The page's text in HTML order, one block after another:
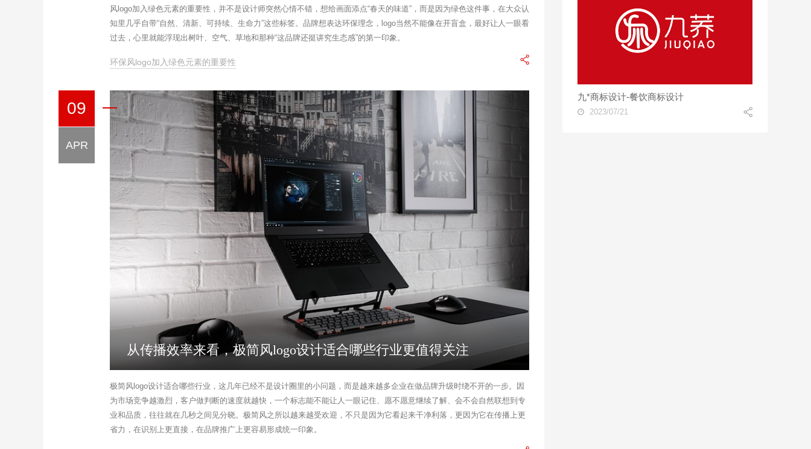
风logo加入绿色元素的重要性，并不是设计师突然心情不错，想给画面添点“春天的味道”，而是因为绿色这件事，在大众认
知里几乎自带“自然、清新、可持续、生命力”这些标签。品牌想表达环保理念，logo当然不能像在开盲盒，最好让人一眼看
过去，心里就能浮现出树叶、空气、草地和那种“这品牌还挺讲究生态感”的第一印象。
环保风logo加入绿色元素的重要性
09
APR
从传播效率来看，极简风logo设计适合哪些行业更值得关注
极简风logo设计适合哪些行业，这几年已经不是设计圈里的小问题，而是越来越多企业在做品牌升级时绕不开的一步。因
为市场竞争越激烈，客户做判断的速度就越快，一个标志能不能让人一眼记住、愿不愿意继续了解、会不会自然联想到专
业和品质，往往就在几秒之间见分晓。极简风之所以越来越受欢迎，不只是因为它看起来干净利落，更因为它在传播上更
省力，在识别上更直接，在品牌推广上更容易形成统一印象。
九*商标设计-餐饮商标设计
2023/07/21